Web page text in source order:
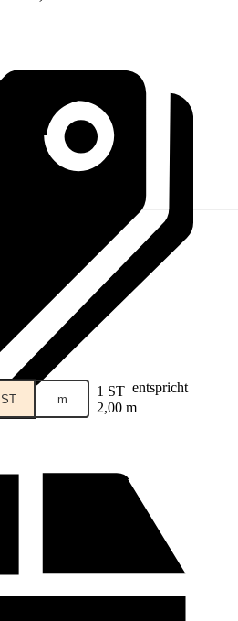
ST m 1 ST entspricht
2,00 m